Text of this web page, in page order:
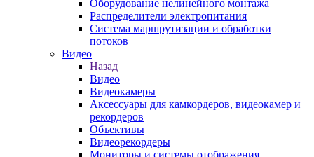
Оборудование нелинейного монтажа
Распределители электропитания
Система маршрутизации и обработки
потоков
Видео
Назад
Видео
Видеокамеры
Аксессуары для камкордеров, видеокамер и
рекордеров
Объективы
Видеорекордеры
Мониторы и системы отображения